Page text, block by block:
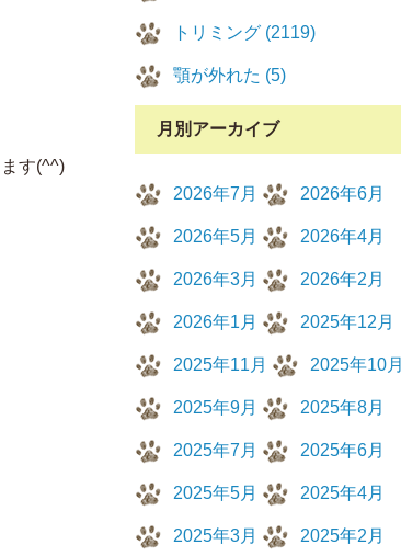
す(^^)
トリミング (2119)
顎が外れた (5)
月別アーカイブ
2026年7月 2026年6月
2026年5月 2026年4月
2026年3月 2026年2月
2026年1月 2025年12月
2025年11月 2025年10月
2025年9月 2025年8月
2025年7月 2025年6月
2025年5月 2025年4月
2025年3月 2025年2月